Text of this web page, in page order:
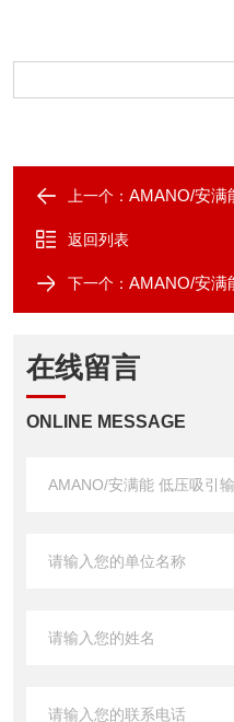
上一个： AMANO/安满
返回列表
下一个： AMANO/安满
在线留言
ONLINE MESSAGE